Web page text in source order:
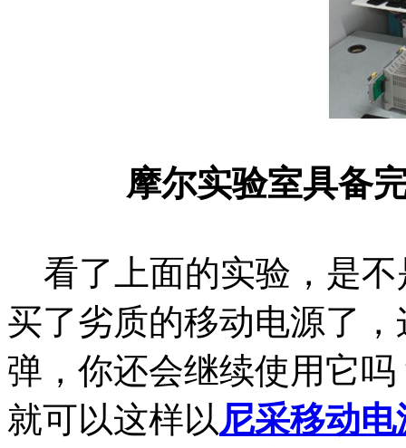
摩尔实验室具备
看了上面的实验，是
买了劣质的移动电源了
弹，你还会继续使用它
就可以这样以尼采移动电